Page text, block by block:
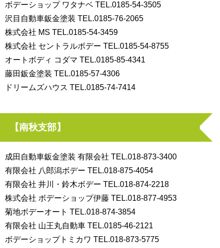
ボデーショップ ワタナベ TEL.0185-54-3505
沢目自動車鈑金塗装 TEL.0185-76-2065
株式会社 MS TEL.0185-54-3459
株式会社 セントラルボデー TEL.0185-54-8755
オートボディ コダマ TEL.0185-85-4341
藤田鈑金塗装 TEL.0185-57-4306
ドリームズハウス TEL.0185-74-7414
【南秋支部】
成田自動車鈑金塗装 有限会社 TEL.018-873-3400
有限会社 八郎潟ボデー TEL.018-875-4054
有限会社 井川・鈴木ボデー TEL.018-874-2218
株式会社 ボデーショップ伊藤 TEL.018-877-4953
菊地ボデーオート TEL.018-874-3854
有限会社 山王丸自動車 TEL.0185-46-2121
ボデーショップトミカワ TEL.018-873-5775